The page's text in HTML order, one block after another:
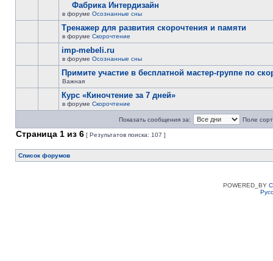
Фабрика Интердизайн
в форуме Осознанные сны
Тренажер для развития скорочтения и памяти
в форуме Скорочтение
imp-mebeli.ru
в форуме Осознанные сны
Примите участие в бесплатной мастер-группе по
Важная
Курс «Киночтение за 7 дней»
в форуме Скорочтение
Показать сообщения за: Поле
Страница 1 из 6 [ Результатов поиска: 107 ]
Список форумов
POWERED_BY